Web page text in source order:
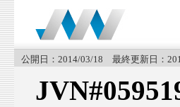
公開日：2014/03/18 最終更新日：